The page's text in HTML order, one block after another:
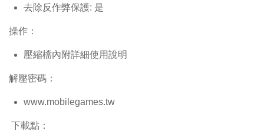
去除反作弊保護: 是
操作：
壓縮檔內附詳細使用說明
解壓密碼：
www.mobilegames.tw
下載點：